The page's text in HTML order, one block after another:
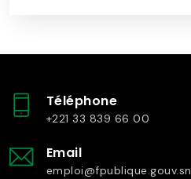
Téléphone
+221 33 839 66 00
Email
emploi@fpublique.gouv.sn